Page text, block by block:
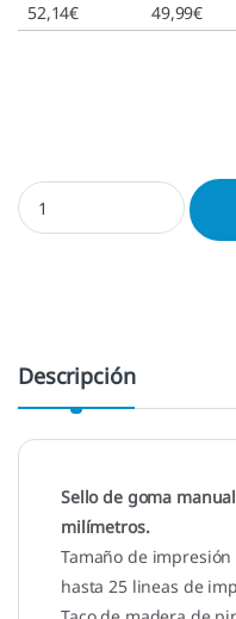
52,14€ 49,99€
Sello manual 120x120 mm.
Descripción
Sello de goma
milímetros.
Tamaño de
hasta 25 lineas de